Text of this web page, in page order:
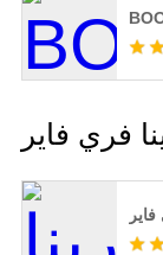
فري فاير